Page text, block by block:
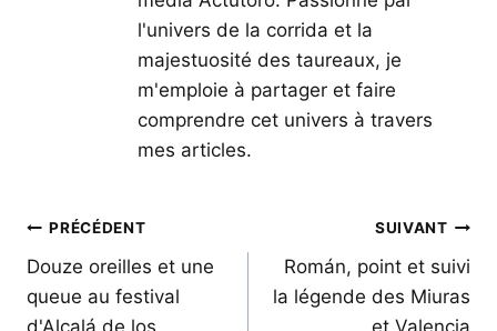
l'univers de la corrida et la
majestuosité des taureaux, je
m'emploie à partager et faire
comprendre cet univers à travers
mes articles.
Navigation
de
l’article
PRÉCÉDENT
Douze oreilles et une
queue au festival
d'Alcalá de los
SUIVANT
Román, point et suivi
la légende des Miuras
et Valencia